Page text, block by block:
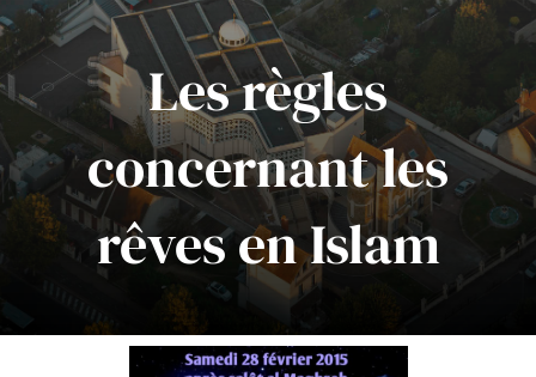
Les règles
concernant les
rêves en Islam